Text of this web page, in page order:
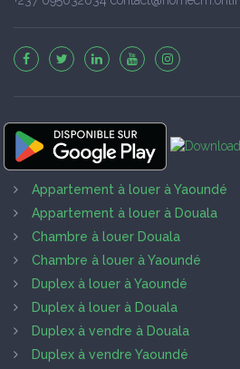
Appartement à louer à Yaoundé
Appartement à louer à Douala
Chambre à louer Douala
Chambre à louer à Yaoundé
Duplex à louer à Yaoundé
Duplex à louer à Douala
Duplex à vendre à Douala
Duplex à vendre Yaoundé